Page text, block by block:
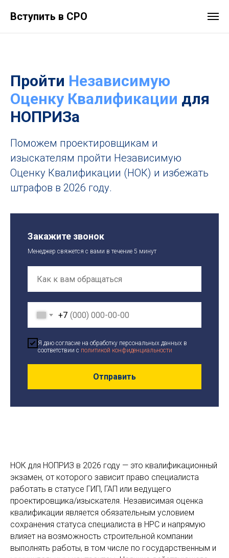
Вступить в СРО
Пройти Независимую
Оценку Квалификации для
НОПРИЗа
Поможем проектировщикам и
изыскателям пройти Независимую
Оценку Квалификации (НОК) и избежать
штрафов в 2026 году.
Закажите звонок
Менеджер свяжется с вами в течение 5 минут
+7
Я даю согласие на обработку персональных данных в
соответствии с политикой конфиденциальности
Отправить
НОК для НОПРИЗ в 2026 году — это квалификационный
экзамен, от которого зависит право специалиста
работать в статусе ГИП, ГАП или ведущего
проектировщика/изыскателя. Независимая оценка
квалификации является обязательным условием
сохранения статуса специалиста в НРС и напрямую
влияет на возможность строительной компании
выполнять работы, в том числе по государственным и